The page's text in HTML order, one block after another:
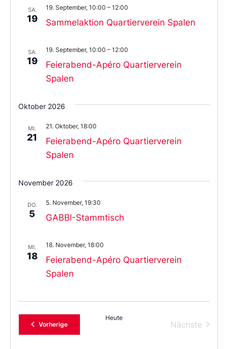
SA.
19 Sammelaktion Quartierverein Spalen
19. September, 10:00 – 12:00
SA.
19
Feierabend-Apéro Quartierverein
Spalen
19. September, 10:00 – 12:00
Oktober 2026
MI.
21
Feierabend-Apéro Quartierverein
Spalen
21. Oktober, 18:00
November 2026
DO.
5 GABBI-Stammtisch
5. November, 19:30
MI.
18
Feierabend-Apéro Quartierverein
Spalen
18. November, 18:00
VorherigeVeranstaltungen
Heute
Nächste